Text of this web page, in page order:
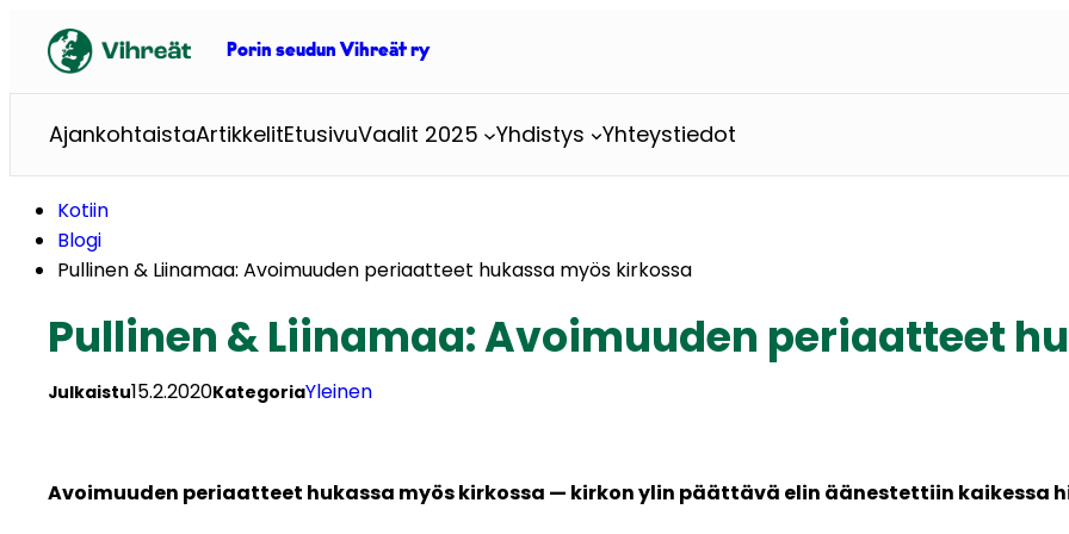
sisältöön
Porin seudun Vihreät ry
AjankohtaistaArtikkelitEtusivuVaalit 2025 Yhdistys Yhteystiedot
Kotiin
Blogi
Pullinen & Liinamaa: Avoimuuden periaatteet hukassa myös kirkossa
Pullinen & Liinamaa: Avoimuuden periaatteet
Julkaistu15.2.2020KategoriaYleinen
Avoimuuden periaatteet hukassa myös kirkossa — kirkon ylin päättävä elin äänestettiin kaikessa